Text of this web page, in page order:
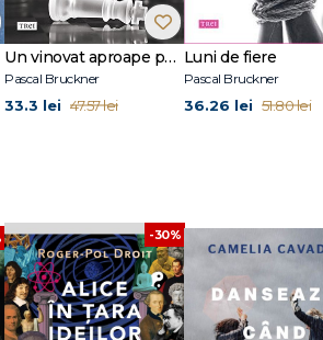
Un vinovat aproape perfect
Pascal Bruckner
33.3 lei 47.57 lei
Luni de fiere
Pascal Bruckner
36.26 lei 51.80 lei
-30%